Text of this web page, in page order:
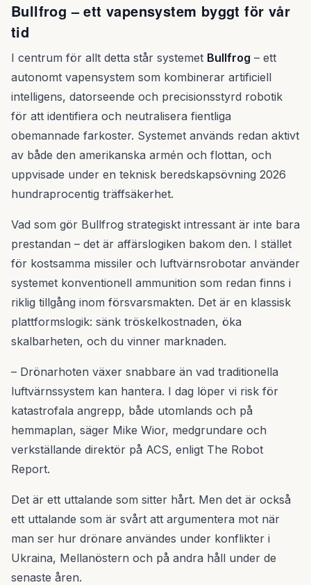
Bullfrog – ett vapensystem byggt för vår
tid
I centrum för allt detta står systemet Bullfrog – ett
autonomt vapensystem som kombinerar artificiell
intelligens, datorseende och precisionsstyrd robotik
för att identifiera och neutralisera fientliga
obemannade farkoster. Systemet används redan aktivt
av både den amerikanska armén och flottan, och
uppvisade under en teknisk beredskapsövning 2026
hundraprocentig träffsäkerhet.
Vad som gör Bullfrog strategiskt intressant är inte bara
prestandan – det är affärslogiken bakom den. I stället
för kostsamma missiler och luftvärnsrobotar använder
systemet konventionell ammunition som redan finns i
riklig tillgång inom försvarsmakten. Det är en klassisk
plattformslogik: sänk tröskelkostnaden, öka
skalbarheten, och du vinner marknaden.
– Drönarhoten växer snabbare än vad traditionella
luftvärnssystem kan hantera. I dag löper vi risk för
katastrofala angrepp, både utomlands och på
hemmaplan, säger Mike Wior, medgrundare och
verkställande direktör på ACS, enligt The Robot
Report.
Det är ett uttalande som sitter hårt. Men det är också
ett uttalande som är svårt att argumentera mot när
man ser hur drönare användes under konflikter i
Ukraina, Mellanöstern och på andra håll under de
senaste åren.